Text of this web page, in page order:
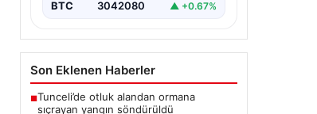
BTC 3042080 ▲ +0.67%
Son Eklenen Haberler
■Tunceli’de otluk alandan ormana
sıçrayan yangın söndürüldü